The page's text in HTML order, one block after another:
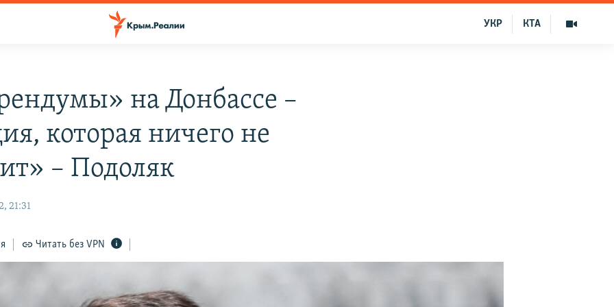
КТА
УКР
на Донбассе –
которая ничего не
– Подоляк
21:31
Читать без VPN